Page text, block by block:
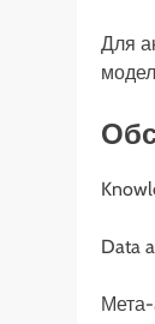
Для
Data